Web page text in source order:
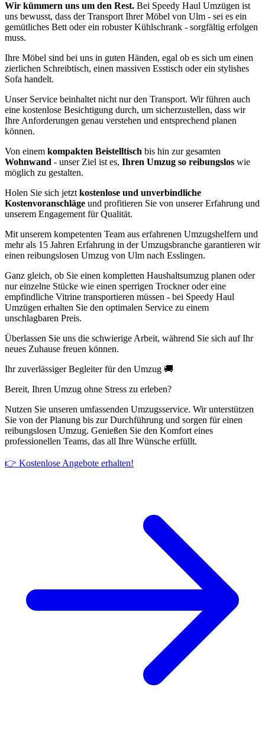
Wir kümmern uns um den Rest. Bei Speedy Haul Umzügen ist
uns bewusst, dass der Transport Ihrer Möbel von Ulm - sei es ein
gemütliches Bett oder ein robuster Kühlschrank - sorgfältig erfolgen
muss.
Ihre Möbel sind bei uns in guten Händen, egal ob es sich um einen
zierlichen Schreibtisch, einen massiven Esstisch oder ein stylishes
Sofa handelt.
Unser Service beinhaltet nicht nur den Transport. Wir führen auch
eine kostenlose Besichtigung durch, um sicherzustellen, dass wir
Ihre Anforderungen genau verstehen und entsprechend planen
können.
Von einem kompakten Beistelltisch bis hin zur gesamten
Wohnwand - unser Ziel ist es, Ihren Umzug so reibungslos wie
möglich zu gestalten.
Holen Sie sich jetzt kostenlose und unverbindliche
Kostenvoranschläge und profitieren Sie von unserer Erfahrung und
unserem Engagement für Qualität.
Mit unserem kompetenten Team aus erfahrenen Umzugshelfern und
mehr als 15 Jahren Erfahrung in der Umzugsbranche garantieren wir
einen reibungslosen Umzug von Ulm nach Esslingen.
Ganz gleich, ob Sie einen kompletten Haushaltsumzug planen oder
nur einzelne Stücke wie einen sperrigen Trockner oder eine
empfindliche Vitrine transportieren müssen - bei Speedy Haul
Umzügen erhalten Sie den optimalen Service zu einem
unschlagbaren Preis.
Überlassen Sie uns die schwierige Arbeit, während Sie sich auf Ihr
neues Zuhause freuen können.
Ihr zuverlässiger Begleiter für den Umzug 🚚
Bereit, Ihren Umzug ohne Stress zu erleben?
Nutzen Sie unseren umfassenden Umzugsservice. Wir unterstützen
Sie von der Planung bis zur Durchführung und sorgen für einen
reibungslosen Umzug. Genießen Sie den Komfort eines
professionellen Teams, das all Ihre Wünsche erfüllt.
👉 Kostenlose Angebote erhalten!